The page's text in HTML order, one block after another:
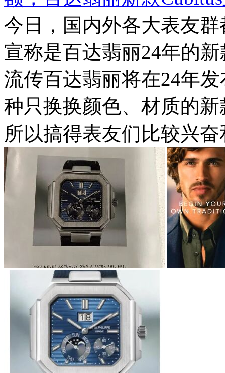
今日，国内外各大表友
宣称是百达翡丽24年的
流传百达翡丽将在24年
种只换换颜色、材质的
所以搞得表友们比较兴